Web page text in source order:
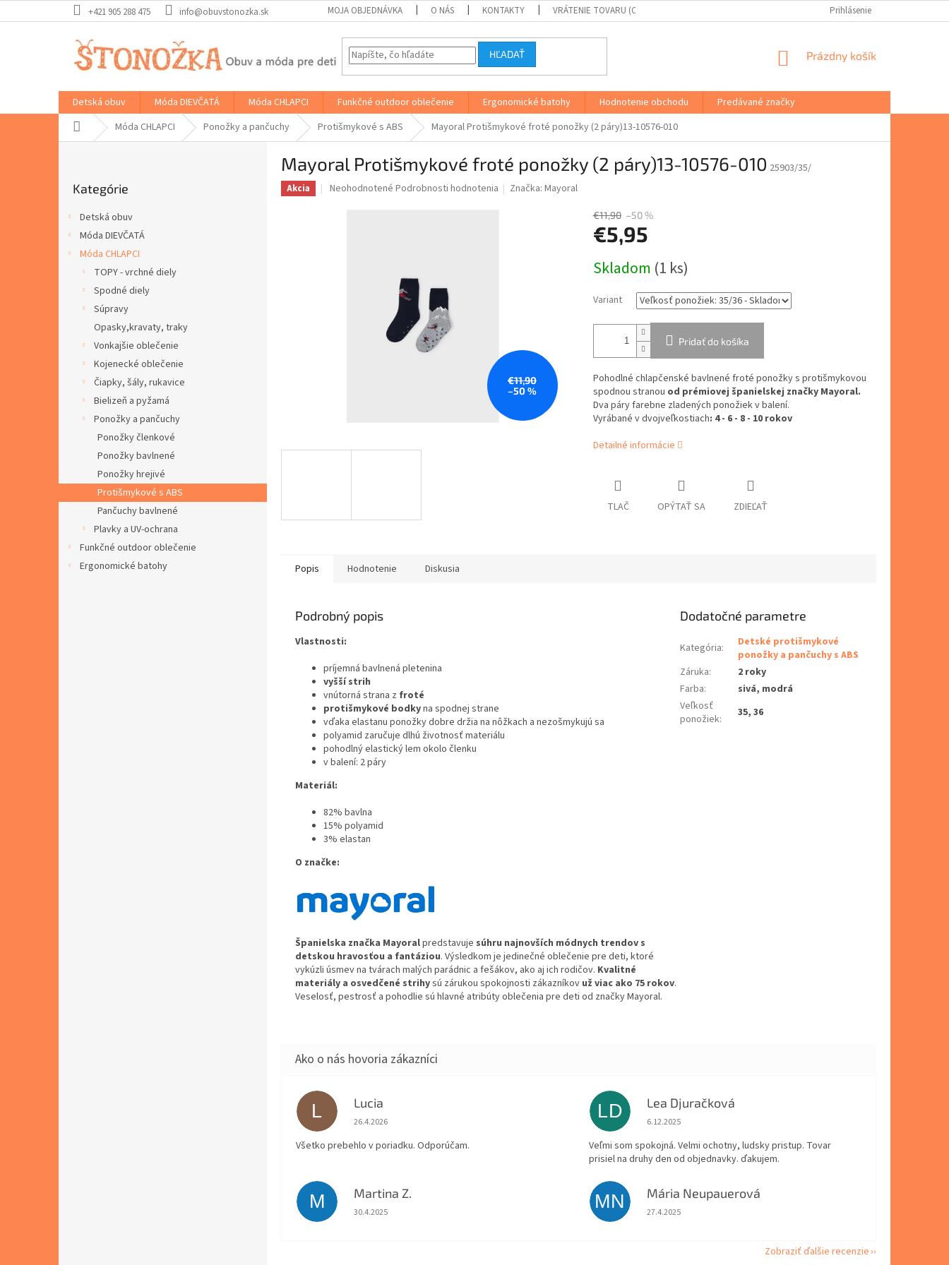
na
+421 905 288 475 info@obuvstonozka.sk MOJA OBJEDNÁVKA O NÁS KONTAKTY VRÁTENIE TOVARU (ODSTÚPENIE OD ZMLUVY) VŠEOBECNÉ OBCHODNÉ
Prihlásenie
HĽADAŤ
NÁKUPNÝ
Prázdny košík
Detská obuv Móda DIEVČATÁ Móda CHLAPCI Funkčné outdoor oblečenie Ergonomické batohy Hodnotenie obchodu
Predávané značky
DomovMóda CHLAPCI Ponožky a pančuchy Protišmykové s ABS Mayoral Protišmykové froté ponožky (2 páry)13-10576-010
kategórie
Kategórie
Detská obuv
Móda DIEVČATÁ
Móda CHLAPCI
TOPY - vrchné diely
Spodné diely
Súpravy
Opasky,kravaty, traky
Vonkajšie oblečenie
Kojenecké oblečenie
Čiapky, šály, rukavice
Bielizeň a pyžamá
Ponožky a pančuchy
Ponožky členkové
Ponožky bavlnené
Ponožky hrejivé
Protišmykové s ABS
Pančuchy bavlnené
Plavky a UV-ochrana
Funkčné outdoor oblečenie
Ergonomické batohy
Mayoral Protišmykové froté ponožky (2 páry)13-10576-010 25903/35/
Akcia
Priemerné
Neohodnotené Podrobnosti hodnotenia Značka:Mayoral
€11,90
–50 %
€11,90 –50 %
€5,95
cena:
Skladom (1 ks)
Variant
Pridať do košíka
Pohodlné chlapčenské bavlnené froté ponožky s protišmykovou
spodnou stranou od prémiovej španielskej značky Mayoral.
Dva páry farebne zladených ponožiek v balení.
Vyrábané v dvojveľkostiach: 4 - 6 - 8 - 10 rokov
Detailné informácie
TLAČ OPÝTAŤ SA ZDIEĽAŤ
Popis Hodnotenie Diskusia
Podrobný popis
Vlastnosti:
príjemná bavlnená pletenina
vyšší strih
vnútorná strana z froté
protišmykové bodkyna spodnej strane
vďaka elastanu ponožky dobre držia na nôžkach a nezošmykujú sa
polyamid zaručuje dlhú životnosť materiálu
pohodlný elastický lem okolo členku
v balení: 2 páry
Materiál:
82% bavlna
15% polyamid
3% elastan
O značke:
Španielska značka Mayoralpredstavuje súhru najnovších módnych trendov s
detskou hravosťou a fantáziou. Výsledkom je jedinečné oblečenie pre deti, ktoré
vykúzli úsmev na tvárach malých parádnic a fešákov, ako aj ich rodičov. Kvalitné
materiály a osvedčené strihysú zárukou spokojnosti zákazníkov už viac ako 75 rokov.
Veselosť, pestrosť a pohodlie sú hlavné atribúty oblečenia pre deti od značky Mayoral.
Dodatočné parametre
Kategória:
Detské protišmykové
ponožky a pančuchy s ABS
Záruka:
2 roky
Farba:
sivá, modrá
Veľkosť
ponožiek: 35, 36
L Lucia
Hodnotenie obchodu je 5 z 5 hviezdičiek.
26.4.2026
Všetko prebehlo v poriadku. Odporúčam.
LD Lea Djuračková
Hodnotenie obchodu je 5 z 5 hviezdičiek.
6.12.2025
Veľmi som spokojná. Velmi ochotny, ludsky pristup. Tovar
prisiel na druhy den od objednavky. ďakujem.
M Martina Z.
Hodnotenie obchodu je 5 z 5 hviezdičiek.
30.4.2025
MN Mária Neupauerová
Hodnotenie obchodu je 5 z 5 hviezdičiek.
27.4.2025
Zobraziť ďalšie recenzie